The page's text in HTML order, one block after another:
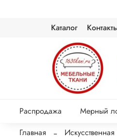
Каталог
Распродажа Мерный
Главная